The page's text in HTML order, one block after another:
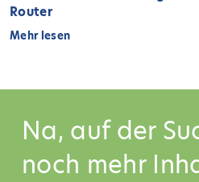
Router
Mehr lesen
Na, auf der
noch mehr